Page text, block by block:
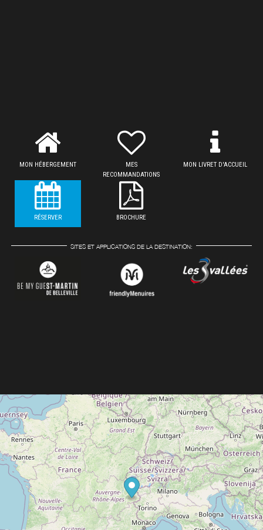
MON HÉBERGEMENT
MES
RECOMMANDATIONS
MON LIVRET D'ACCUEIL
RÉSERVER BROCHURE
SITES ET APPLICATIONS DE LA DESTINATION: